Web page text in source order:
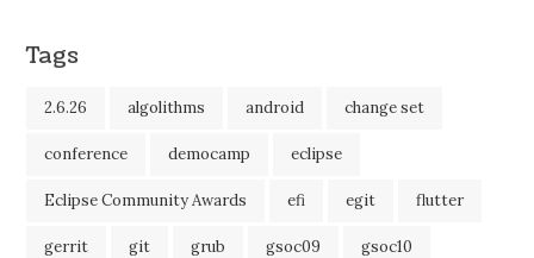
Tags
2.6.26 algolithms android change set
conference democamp eclipse
Eclipse Community Awards efi egit flutter
gerrit git grub gsoc09 gsoc10